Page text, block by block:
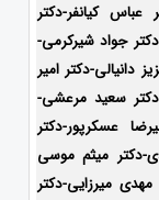
عباس کیانفر-دکتر
جواد شیرکرمی-
دانیالی-دکتر امیر
سعید مرعشی-
عسکرپور-دکتر
دکتر میثم موسی
میرزایی-دکتر